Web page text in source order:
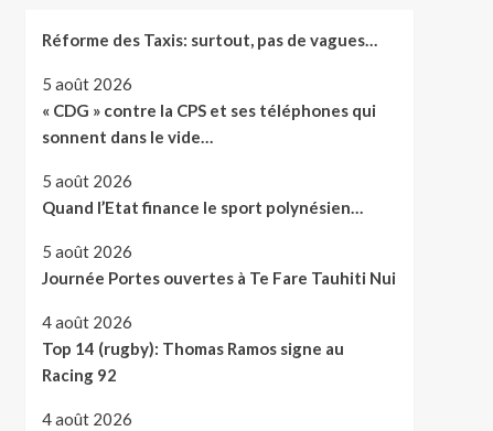
Réforme des Taxis: surtout, pas de vagues…
5 août 2026
« CDG » contre la CPS et ses téléphones qui
sonnent dans le vide…
5 août 2026
Quand l’Etat finance le sport polynésien…
5 août 2026
Journée Portes ouvertes à Te Fare Tauhiti Nui
4 août 2026
Top 14 (rugby): Thomas Ramos signe au
Racing 92
4 août 2026